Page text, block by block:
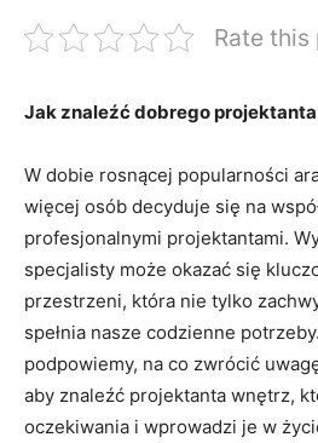
Rate this
Jak znaleźć ⁤dobrego
W dobie rosnącej‍ popularności
więcej osób decyduje się na
profesjonalnymi projektantami.
specjalisty⁤ może okazać się
przestrzeni, która nie tylko
spełnia nasze codzienne
podpowiemy, na ​co ‍zwrócić
aby znaleźć projektanta wnętrz,
oczekiwania i wprowadzi‍ je w